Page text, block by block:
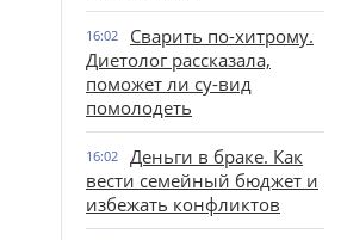
16:02
Сварить по-хитрому.
Диетолог рассказала,
поможет ли су-вид
помолодеть
16:02
Деньги в браке. Как
вести семейный бюджет и
избежать конфликтов